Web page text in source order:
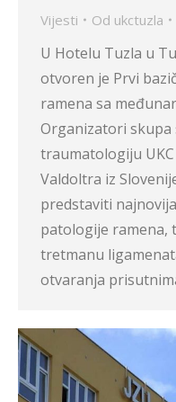
Vijesti Od ukctuzla
U Hotelu Tuzla u
otvoren je Prvi
ramena sa
Organizatori skupa
traumatologiju
Valdoltra iz
predstaviti
patologije ramena,
tretmanu
otvaranja